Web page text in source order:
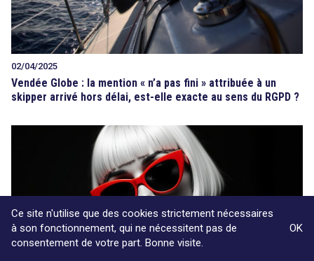
02/04/2025
Vendée Globe : la mention « n’a pas fini » attribuée à un
skipper arrivé hors délai, est-elle exacte au sens du RGPD ?
Ce site n'utilise que des cookies strictement nécessaires
à son fonctionnement, qui ne nécessitent pas de
consentement de votre part. Bonne visite.
OK